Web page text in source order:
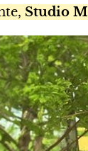
Studio